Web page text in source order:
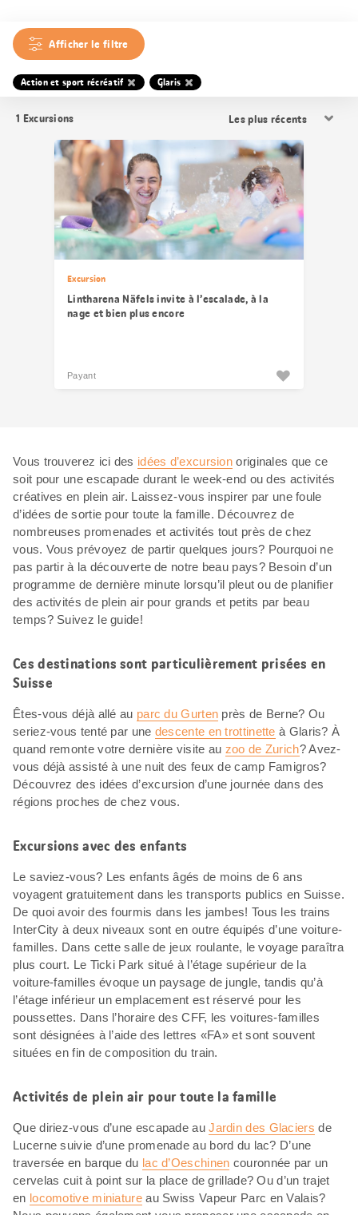
Afficher le filtre
Action et sport récréatif Glaris
1 Excursions
les
résultats
Excursion
Lintharena Näfels invite à l’escalade, à la
nage et bien plus encore
Payant
Vous trouverez ici des idées d’excursion originales que ce
soit pour une escapade durant le week-end ou des activités
créatives en plein air. Laissez-vous inspirer par une foule
d’idées de sortie pour toute la famille. Découvrez de
nombreuses promenades et activités tout près de chez
vous. Vous prévoyez de partir quelques jours? Pourquoi ne
pas partir à la découverte de notre beau pays? Besoin d’un
programme de dernière minute lorsqu’il pleut ou de planifier
des activités de plein air pour grands et petits par beau
temps? Suivez le guide!
Ces destinations sont particulièrement prisées en
Suisse
Êtes-vous déjà allé au parc du Gurten près de Berne? Ou
seriez-vous tenté par une descente en trottinette à Glaris? À
quand remonte votre dernière visite au zoo de Zurich? Avez-
vous déjà assisté à une nuit des feux de camp Famigros?
Découvrez des idées d’excursion d’une journée dans des
régions proches de chez vous.
Excursions avec des enfants
Le saviez-vous? Les enfants âgés de moins de 6 ans
voyagent gratuitement dans les transports publics en Suisse.
De quoi avoir des fourmis dans les jambes! Tous les trains
InterCity à deux niveaux sont en outre équipés d’une voiture-
familles. Dans cette salle de jeux roulante, le voyage paraîtra
plus court. Le Ticki Park situé à l’étage supérieur de la
voiture-familles évoque un paysage de jungle, tandis qu’à
l’étage inférieur un emplacement est réservé pour les
poussettes. Dans l’horaire des CFF, les voitures-familles
sont désignées à l’aide des lettres «FA» et sont souvent
situées en fin de composition du train.
Activités de plein air pour toute la famille
Que diriez-vous d’une escapade auJardin des Glaciers de
Lucerne suivie d’une promenade au bord du lac? D’une
traversée en barque du lac d’Oeschinen couronnée par un
cervelas cuit à point sur la place de grillade? Ou d’un trajet
en locomotive miniatureau Swiss Vapeur Parc en Valais?